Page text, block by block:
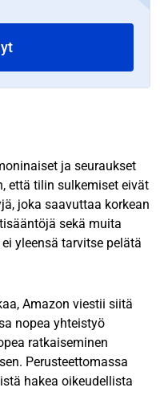
ja seuraukset
että tilin sulkemiset eivät
joka saavuttaa korkean
sekä muita
yleensä tarvitse pelätä
Amazon viestii siitä
nopea yhteistyö
ratkaiseminen
Perusteettomassa
hakea oikeudellista